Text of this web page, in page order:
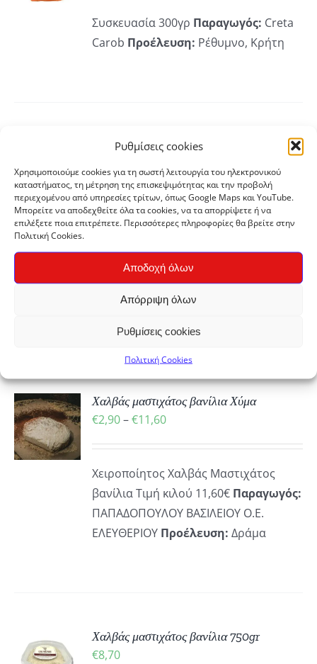
Ρυθμίσεις cookies
Χρησιμοποιούμε cookies για τη σωστή λειτουργία του ηλεκτρονικού
καταστήματος, τη μέτρηση της επισκεψιμότητας και την προβολή
περιεχομένου από υπηρεσίες τρίτων, όπως Google Maps και YouTube.
Μπορείτε να αποδεχθείτε όλα τα cookies, να τα απορρίψετε ή να
επιλέξετε ποια επιτρέπετε. Περισσότερες πληροφορίες θα βρείτε στην
Πολιτική Cookies.
Αποδοχή όλων
Απόρριψη όλων
Ρυθμίσεις cookies
Πολιτική Cookies
Συσκευασία 300γρ Παραγωγός: Creta
Carob Προέλευση: Ρέθυμνο, Κρήτη
Χαλβάς μαστιχάτος βανίλια – κακάο Χύμα
range:
€3,12
through
Χειροποίητος Χαλβάς Μαστιχάτος
Παραγωγός:ΠΑΠΑΔΟΠΟΥΛΟΥ
ΒΑΣΙΛΕΙΟΥ Ο.Ε. ΕΛΕΥΘΕΡΙΟΥ
Προέλευση:Δράμα
Χαλβάς μαστιχάτος βανίλια Χύμα
€2,90–€11,60Price
through
€11,60
Χειροποίητος Χαλβάς Μαστιχάτος
βανίλια Τιμή κιλού 11,60€ Παραγωγός:
ΠΑΠΑΔΟΠΟΥΛΟΥ ΒΑΣΙΛΕΙΟΥ Ο.Ε.
ΕΛΕΥΘΕΡΙΟΥ Προέλευση: Δράμα
Χαλβάς μαστιχάτος βανίλια 750gr
€8,70